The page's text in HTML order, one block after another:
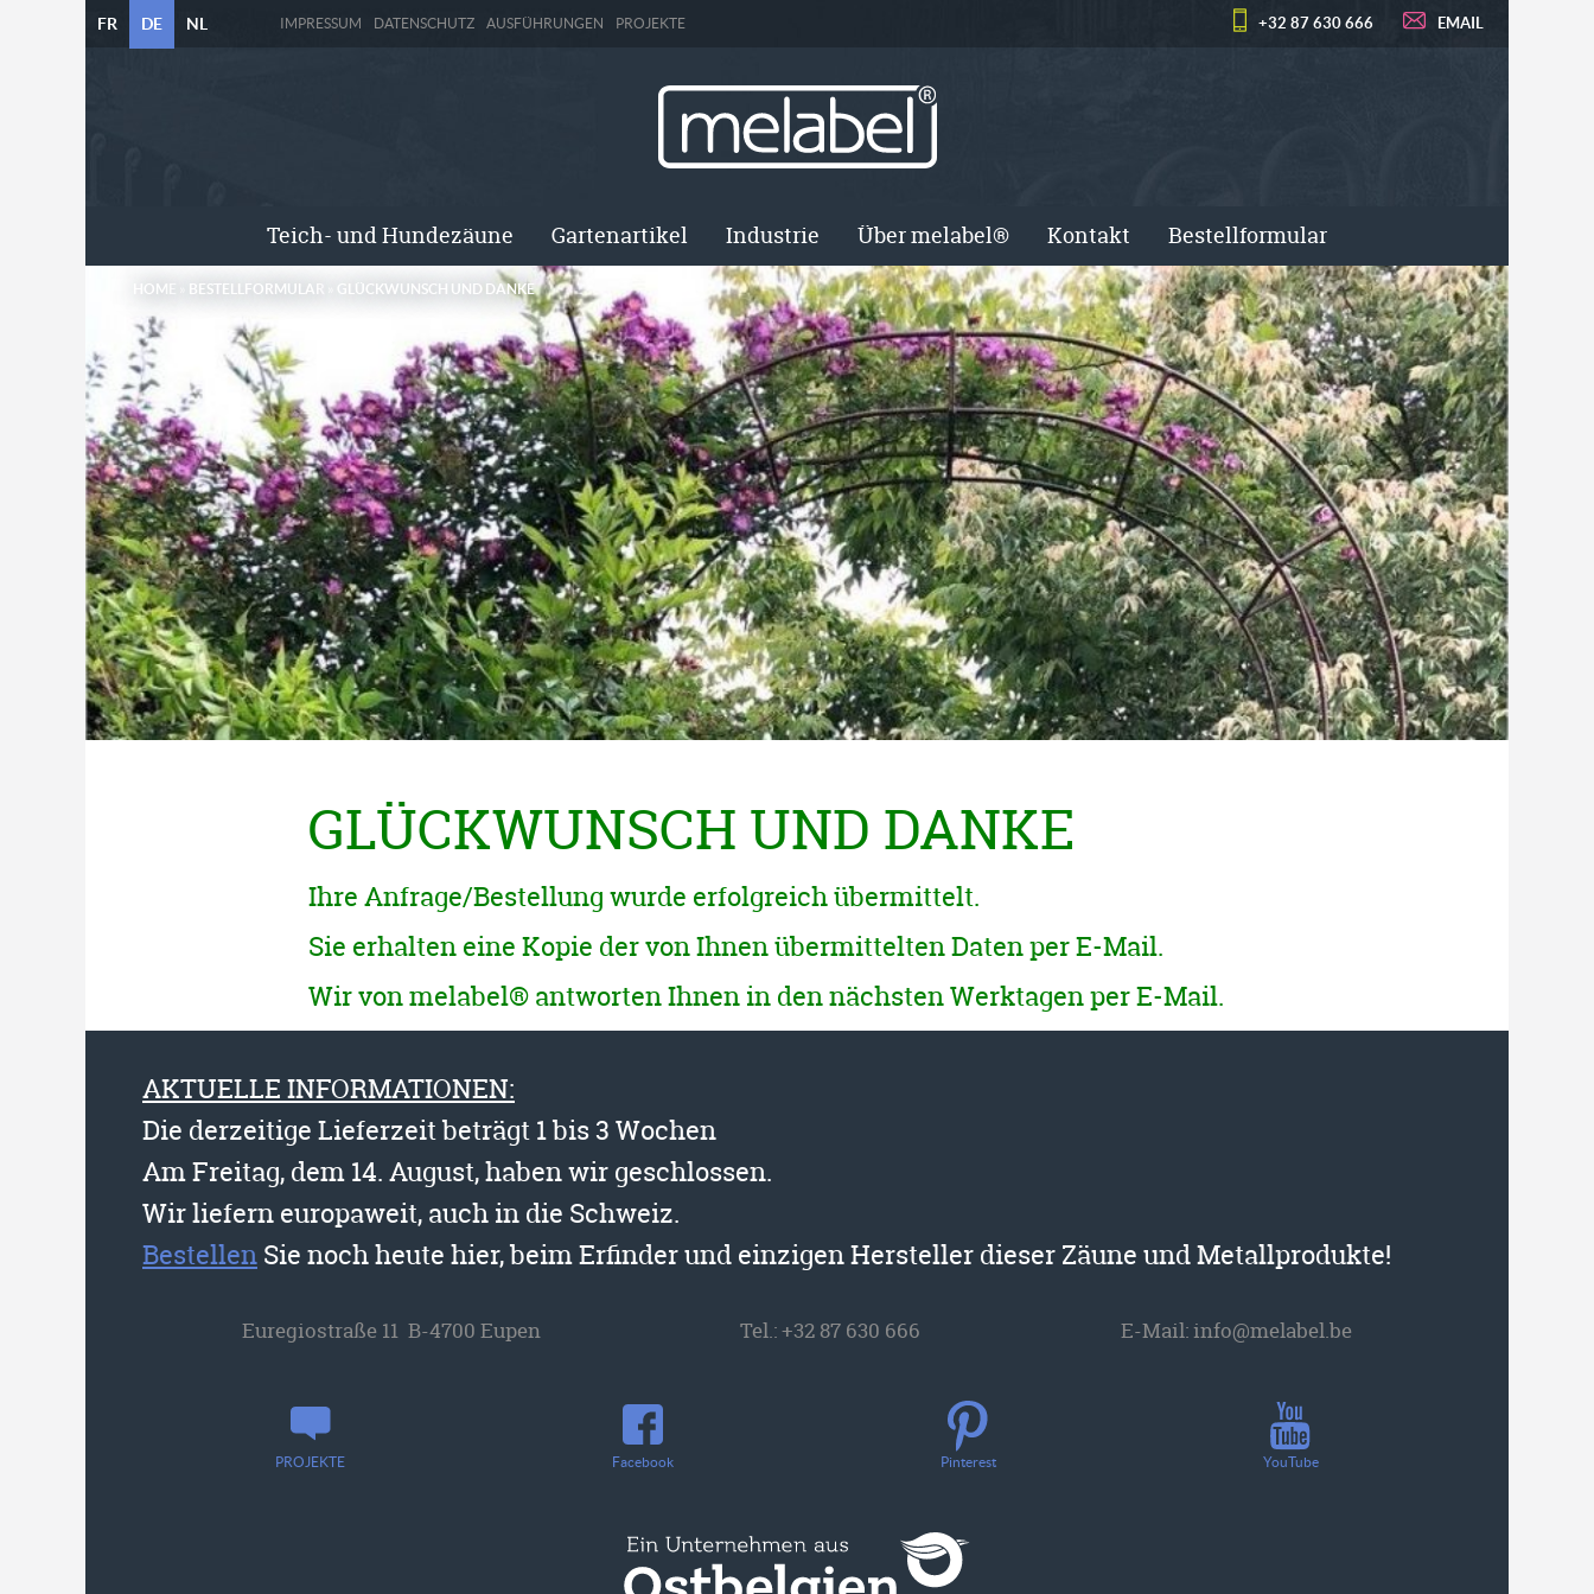
FR DE NL IMPRESSUM DATENSCHUTZ AUSFÜHRUNGEN PROJEKTE +32 87 630 666 EMAIL
Teich- und Hundezäune Gartenartikel Industrie Über melabel® Kontakt Bestellformular
HOME BESTELLFORMULAR GLÜCKWUNSCH UND DANKE
GLÜCKWUNSCH UND DANKE
Ihre Anfrage/Bestellung wurde erfolgreich übermittelt.
Sie erhalten eine Kopie der von Ihnen übermittelten Daten per E-Mail.
Wir von melabel® antworten Ihnen in den nächsten Werktagen per E-Mail.
AKTUELLE INFORMATIONEN:
Die derzeitige Lieferzeit beträgt 1 bis 3 Wochen
Am Freitag, dem 14. August, haben wir geschlossen.
Wir liefern europaweit, auch in die Schweiz.
Bestellen Sie noch heute hier, beim Erfinder und einzigen Hersteller dieser Zäune und Metallprodukte!
Euregiostraße 11 B-4700 Eupen Tel.:+32 87 630 666 E-Mail:info@melabel.be
PROJEKTE Facebook Pinterest YouTube